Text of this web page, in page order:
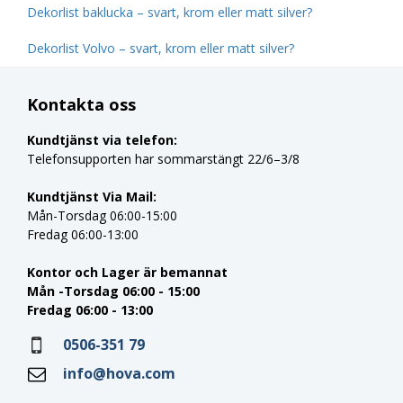
Dekorlist baklucka – svart, krom eller matt silver?
Dekorlist Volvo – svart, krom eller matt silver?
Kontakta oss
Kundtjänst via telefon:
Telefonsupporten har sommarstängt 22/6–3/8
Kundtjänst Via Mail:
Mån-Torsdag 06:00-15:00
Fredag 06:00-13:00
Kontor och Lager är bemannat
Mån -Torsdag 06:00 - 15:00
Fredag 06:00 - 13:00
0506-351 79
info@hova.com